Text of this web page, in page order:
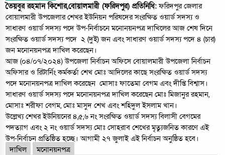
তৈয়বুর রহমান কিশোর,বোয়ালমারী (ফরিদপুর) প্রতিনিধি:ফরিদপুর জেলার
বোয়ালমারী উপজেলার শেখর ইউনিয়ন পরিষদের সংরক্ষিত ওয়ার্ড সদস্য ও
সাধারণ ওয়ার্ড সদস্য পদে উপ-নির্বাচনে মনোনয়নপত্র দাখিলের আজ শেষ দিনে
সংরক্ষিত ওয়ার্ড সদস্য পদে ২ (দুই) জন এবং সাধারণ ওয়ার্ড সদস্য পদে ৪ (চার)
জন মনোনয়নপত্র দাখিল করেছেন।
আজ (০৪/০৭/২০২৪) উপজেলা নির্বাচন অফিসে বোয়ালমারী উপজেলা নির্বাচন
অফিসার ও রিটার্নিং কর্মকর্তা শেখ মোঃ আদিলের কাছে সংরক্ষিত ওয়ার্ড সদস্য
পদে মনোনয়নপত্র দাখিল করেছেন মোসাঃ ফাতেমা বেগম এবং দীপ্তি বিশ্বাস।
সাধারণ ওয়ার্ড সদস্য পদে মনোনয়নপত্র দাখিল করেছেন মোঃ মিজানুর রহমান,
মোসাঃ শরীফা বেগম, মোঃ মাসুদ শেখ এবং শহিদুল ইসলাম খান।
উল্লেখ্য শেখর ইউনিয়নের ৪,৫,৬ নং সংরক্ষিত ওয়ার্ড সদস্য বিলাসী বেগমের
পদত্যাগ এবং ২ নং ওয়ার্ড সদস্য মোঃ সোহরাব শেখের মৃত্যুজনিত কারণে এই
উপ-নির্বাচন প্রতিষ্ঠিত হচ্ছে। আগামী ২৭ জুলাই এই নির্বাচন অনুষ্ঠিত হবে।
দাখিল
মনোনয়নপত্র